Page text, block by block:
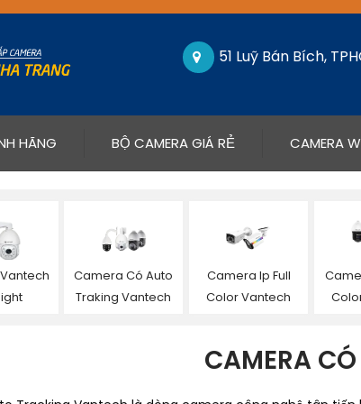
51 Luỹ Bán Bích,
HÃNG(CURRENT)BỘ CAMERA GIÁ RẺ CAMERA
Camera Có Auto
Traking Vantech
Camera Ip Full
Color Vantech
CAMERA